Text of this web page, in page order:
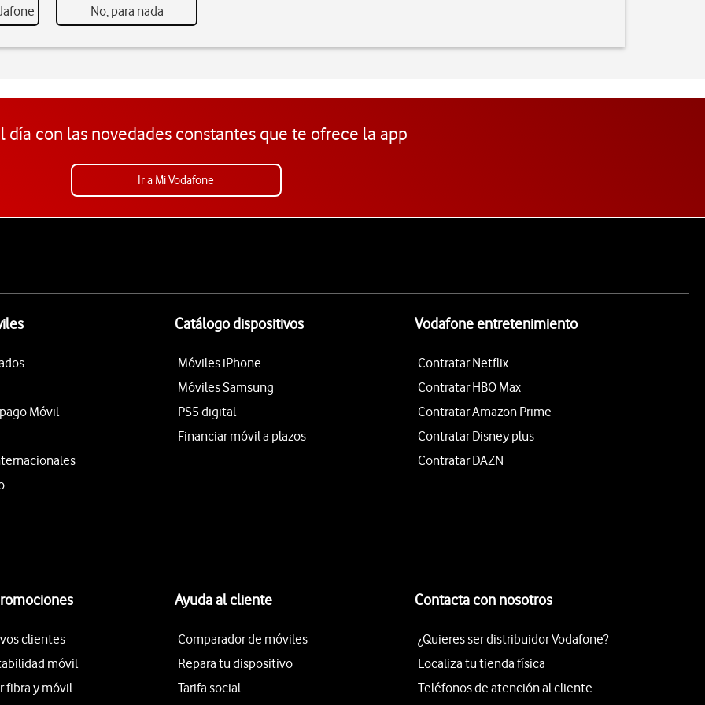
No, para nada
día con las novedades constantes que te ofrece la app
Ir a Mi Vodafone
Móvil
Catálogo dispositivos
Móviles iPhone
Móviles Samsung
PS5 digital
Financiar móvil a plazos
Vodafone entretenimiento
Contratar Netflix
Contratar HBO Max
Contratar Amazon Prime
Contratar Disney plus
Contratar DAZN
clientes
móvil
fibra y móvil
Ayuda al cliente
Comparador de móviles
Repara tu dispositivo
Tarifa social
Contacta con nosotros
¿Quieres ser distribuidor Vodafone?
Localiza tu tienda física
Teléfonos de atención al cliente